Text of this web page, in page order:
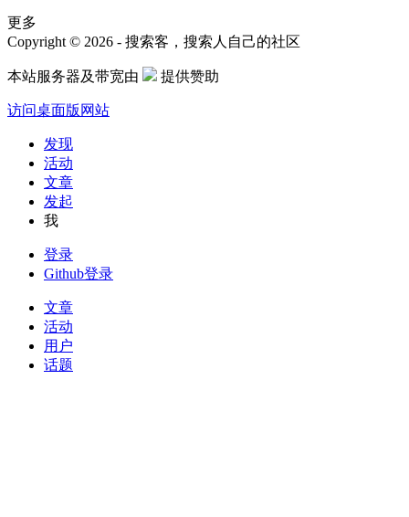
更多
Copyright © 2026 - 搜索客，搜索人自己的社区
本站服务器及带宽由 提供赞助
访问桌面版网站
发现
活动
文章
发起
我
登录
Github登录
文章
活动
用户
话题